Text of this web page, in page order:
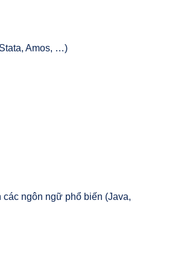
Amos, …)
các ngôn ngữ phổ biến (Java,